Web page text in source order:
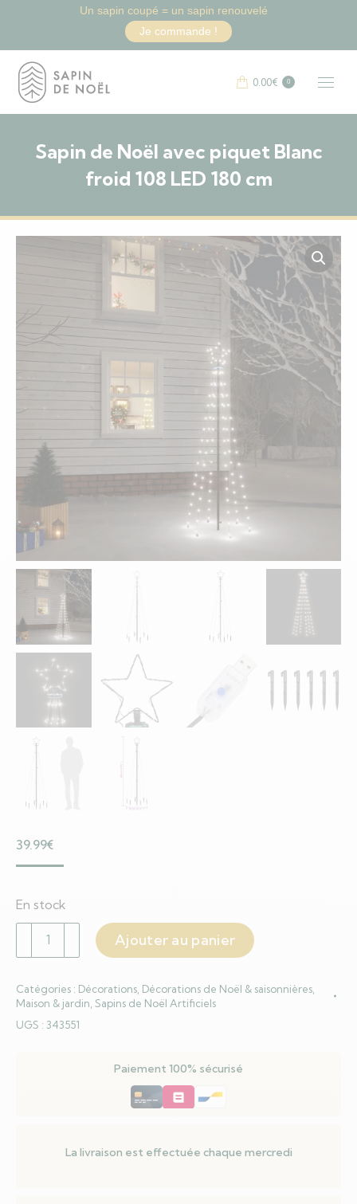
0.00€ 0
Sapin de Noël avec piquet Blanc
froid 108 LED 180 cm
39.99€
En stock
quantité
de
Noël
avec
Ajouter au panier
Catégories : Décorations Décorations de Noël & saisonnières
Maison & jardin Sapins de Noël Artificiels
UGS : 343551
Paiement 100% sécurisé
La livraison est effectuée chaque mercredi
Un sapin coupé = un sapin renouvelé
Je commande !